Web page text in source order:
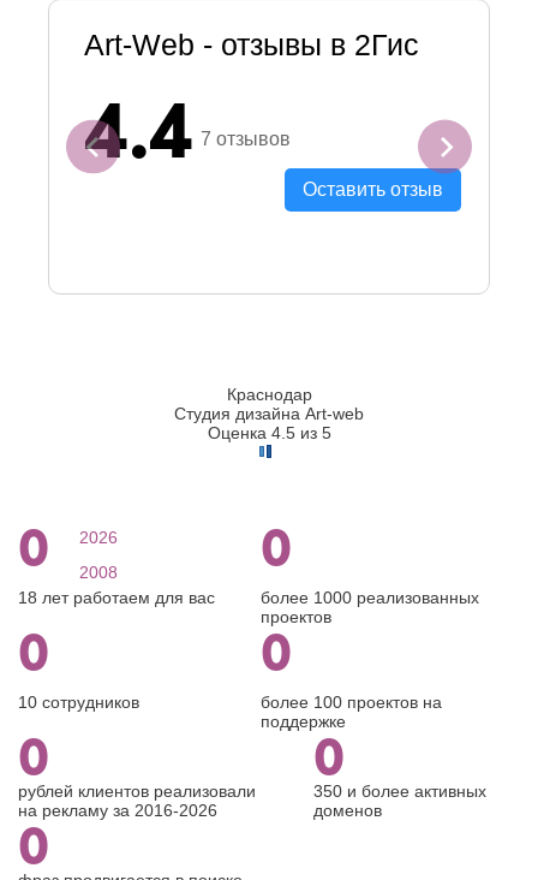
Art-Web - отзывы в 2Гис
4.4 7 отзывов
Оставить отзыв
Краснодар
Студия дизайна Art-web
Оценка 4.5 из 5
0
2026
2008
18 лет работаем для вас
0
более 1000 реализованных
проектов
0
10 сотрудников
0
более 100 проектов на
поддержке
0
350 и более активных
доменов
0
рублей клиентов реализовали
на рекламу за 2016-2026
0